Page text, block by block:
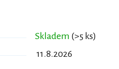
Skladem (>5 ks)
11.8.2026